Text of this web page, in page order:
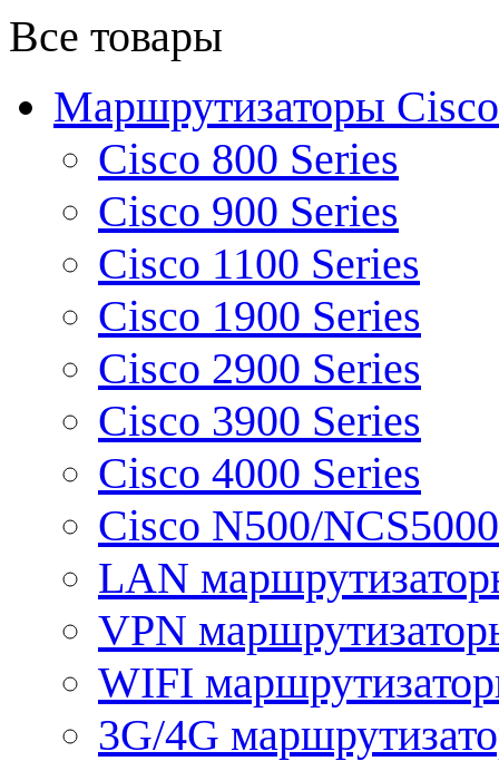
Все товары
Маршрутизаторы Cisco
Cisco 800 Series
Cisco 900 Series
Cisco 1100 Series
Cisco 1900 Series
Cisco 2900 Series
Cisco 3900 Series
Cisco 4000 Series
Cisco N500/
LAN
VPN
WIFI
3G/4G